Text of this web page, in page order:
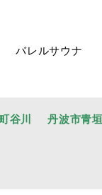
バレルサウナ
谷川 丹波市青